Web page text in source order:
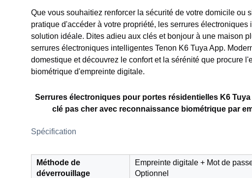
Que vous souhaitiez renforcer la sécurité de votre domicile ou
pratique d'accéder à votre propriété, les serrures
solution idéale. Dites adieu aux clés et bonjour à une maison
serrures électroniques intelligentes Tenon K6 Tuya App.
domestique et découvrez le confort et la sérénité que procure
biométrique d'empreinte digitale.
Serrures électroniques pour portes résidentielles K6
clé pas cher avec reconnaissance biométrique par
Spécification
Méthode de
déverrouillage
Empreinte digitale + Mot de
Optionnel